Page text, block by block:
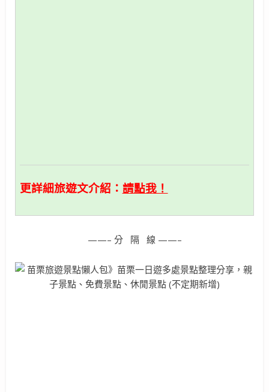
更詳細旅遊文介紹： 請點我！
——– 分 隔 線 ——–